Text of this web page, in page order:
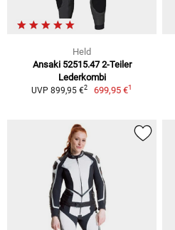
Held
Ansaki 52515.47 2-Teiler
Lederkombi
UVP 899,95 €2 699,95 €1